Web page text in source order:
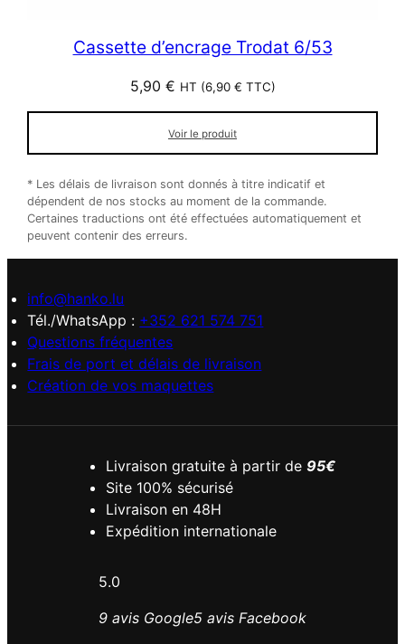
Cassette d’encrage Trodat 6/53
5,90 € HT (6,90 € TTC)
Voir le produit
* Les délais de livraison sont donnés à titre indicatif et
dépendent de nos stocks au moment de la commande.
Certaines traductions ont été effectuées automatiquement et
peuvent contenir des erreurs.
info@hanko.lu
Tél./WhatsApp : +352 621 574 751
Questions fréquentes
Frais de port et délais de livraison
Création de vos maquettes
Livraison gratuite à partir de 95€
Site 100% sécurisé
Livraison en 48H
Expédition internationale
5.0
9 avis Google5 avis Facebook